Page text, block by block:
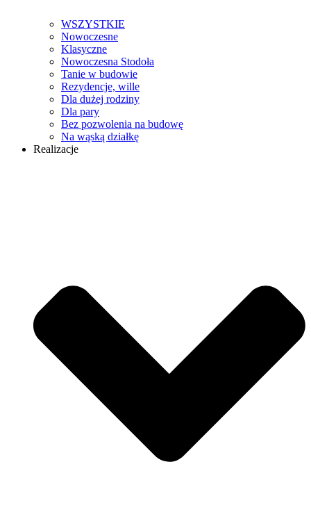
WSZYSTKIE
Nowoczesne
Klasyczne
Nowoczesna Stodoła
Tanie w budowie
Rezydencje, wille
Dla dużej rodziny
Dla pary
Bez pozwolenia na budowę
Na wąską działkę
Realizacje